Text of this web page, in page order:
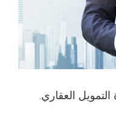
التمويل العقاري.